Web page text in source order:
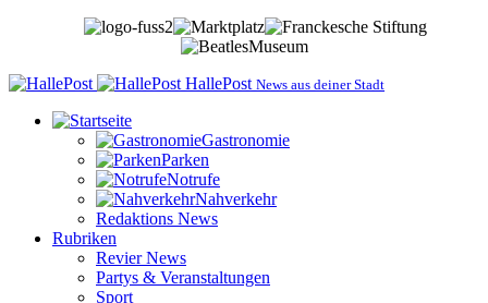
HallePost News aus deiner Stadt
Gastronomie
Parken
Notrufe
Nahverkehr
Redaktions News
Rubriken
Revier News
Partys & Veranstaltungen
Sport